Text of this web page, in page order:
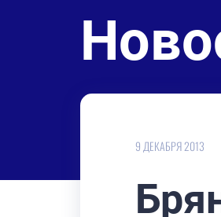
9 ДЕКАБРЯ 2013